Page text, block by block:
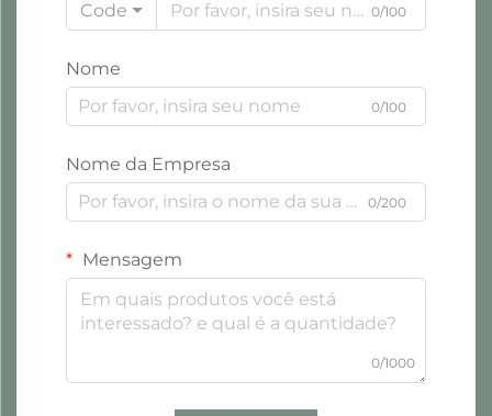
Code 0/100
Nome
0/100
Nome da Empresa
0/200
Mensagem
0/1000